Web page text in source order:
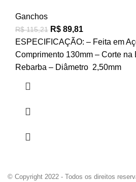
Ganchos
R$115,21 R$ 89,81
ESPECIFICAÇÃO: – Feita em
Comprimento 130mm – Corte na
Rebarba – Diâmetro 2,50mm
© Copyright 2022 - Todos os direitos